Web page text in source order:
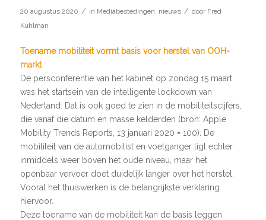
20 augustus 2020 / in Mediabestedingen, nieuws / door Fred
Kuhlman
Toename mobiliteit vormt basis voor herstel van OOH-
markt
De persconferentie van het kabinet op zondag 15 maart
was het startsein van de intelligente lockdown van
Nederland. Dat is ook goed te zien in de mobiliteitscijfers,
die vanaf die datum en masse kelderden (bron: Apple
Mobility Trends Reports, 13 januari 2020 = 100). De
mobiliteit van de automobilist en voetganger ligt echter
inmiddels weer boven het oude niveau, maar het
openbaar vervoer doet duidelijk langer over het herstel.
Vooral het thuiswerken is de belangrijkste verklaring
hiervoor.
Deze toename van de mobiliteit kan de basis leggen